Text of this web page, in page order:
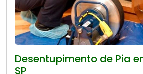
Desentupimento de Pia
SP